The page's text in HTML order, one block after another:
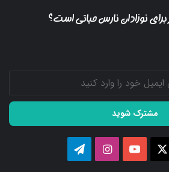
برای نوزادان نارس حیاتی است؟
ایکسیوتیوباینستاگرامتلگرام